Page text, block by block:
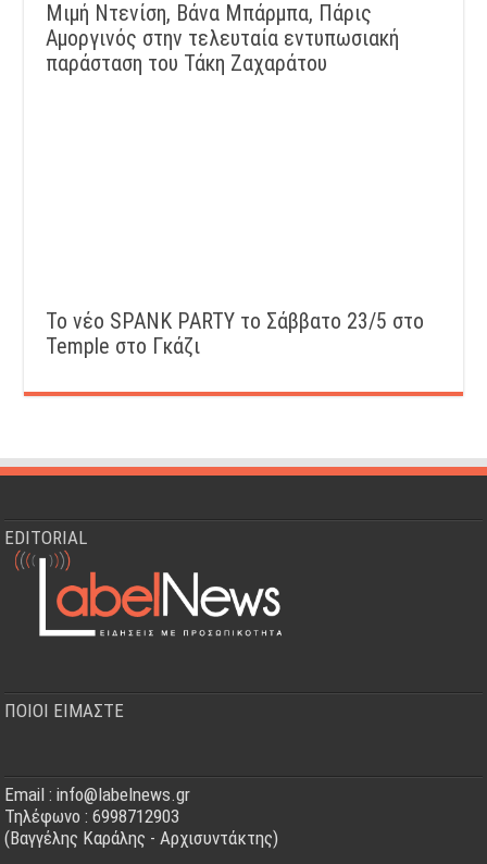
Μιμή Ντενίση, Βάνα Μπάρμπα, Πάρις
Αμοργινός στην τελευταία εντυπωσιακή
παράσταση του Τάκη Ζαχαράτου
Το νέο SPANK PARTY το Σάββατο 23/5 στο
Temple στο Γκάζι
EDITORIAL
ΠΟΙΟΙ ΕΙΜΑΣΤΕ
Email : info@labelnews.gr
Τηλέφωνο : 6998712903
(Βαγγέλης Καράλης - Αρχισυντάκτης)